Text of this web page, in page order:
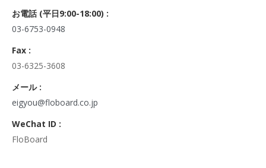
株式会社FloBoard 個人情報問合せ窓口
〒101-0031 東京都千代田区東神田二丁目7番4-305
メールアドレス: info@floboard.co.jp TEL: 03-6753-0948
ールデンウィークを除く)
6. 個人情報における任意性について
個人情報のご提供は、ご本人の任意です。ただし、必須項目を
ご入力頂けない場合は本フォームをご利用頂けませんので、ご
了承ください。
お電話 (平日9:00-18:00) :
03-6753-0948
Fax :
03-6325-3608
メール :
eigyou@floboard.co.jp
WeChat ID :
FloBoard